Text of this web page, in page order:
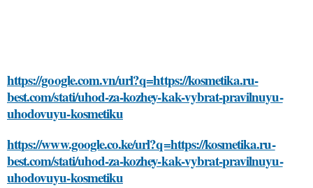
https://google.com.vn/url?q=https://kosmetika.ru-
best.com/stati/uhod-za-kozhey-kak-vybrat-pravilnuyu-
uhodovuyu-kosmetiku
https://www.google.co.ke/url?q=https://kosmetika.ru-
best.com/stati/uhod-za-kozhey-kak-vybrat-pravilnuyu-
uhodovuyu-kosmetiku